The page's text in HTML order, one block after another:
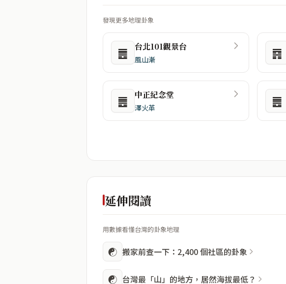
發現更多地理卦象
䷌ 台北101觀景台
風山漸 ䷴
䷌ 中正紀念堂
澤火革 ䷌
延伸閱讀
用數據看懂台灣的卦象地理
☯ 搬家前查一下：2,400 個社區的卦象
☯ 台灣最「山」的地方，居然海拔最低？